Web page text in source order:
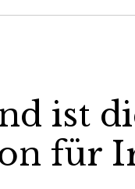
ist
für